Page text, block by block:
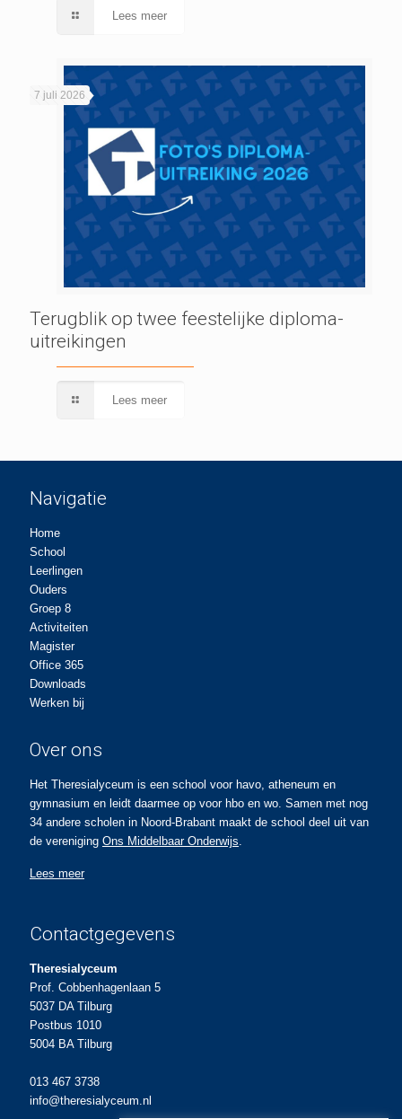
Lees meer
7 juli 2026
Terugblik op twee feestelijke diploma-
uitreikingen
Lees meer
Navigatie
Home
School
Leerlingen
Ouders
Groep 8
Activiteiten
Magister
Office 365
Downloads
Werken bij
Over ons
Het Theresialyceum is een school voor havo, atheneum en
gymnasium en leidt daarmee op voor hbo en wo. Samen met nog
34 andere scholen in Noord-Brabant maakt de school deel uit van
de vereniging Ons Middelbaar Onderwijs.
Lees meer
Contactgegevens
Theresialyceum
Prof. Cobbenhagenlaan 5
5037 DA Tilburg
Postbus 1010
5004 BA Tilburg
013 467 3738
info@theresialyceum.nl